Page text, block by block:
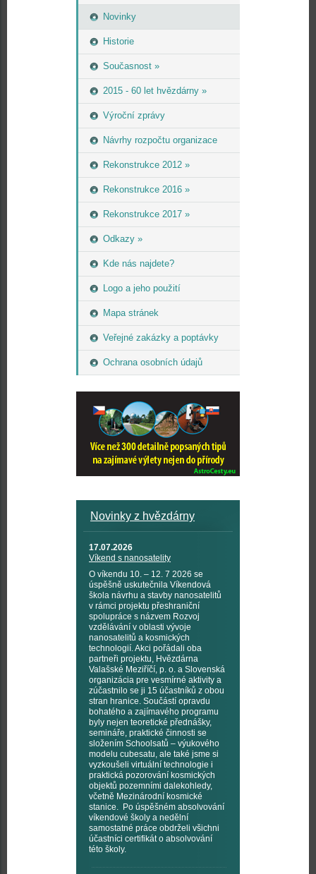
Novinky
Historie
Současnost »
2015 - 60 let hvězdárny »
Výroční zprávy
Návrhy rozpočtu organizace
Rekonstrukce 2012 »
Rekonstrukce 2016 »
Rekonstrukce 2017 »
Odkazy »
Kde nás najdete?
Logo a jeho použití
Mapa stránek
Veřejné zakázky a poptávky
Ochrana osobních údajů
Novinky z hvězdárny
17.07.2026
Víkend s nanosatelity
O víkendu 10. – 12. 7 2026 se
úspěšně uskutečnila Víkendová
škola návrhu a stavby nanosatelitů
v rámci projektu přeshraniční
spolupráce s názvem Rozvoj
vzdělávání v oblasti vývoje
nanosatelitů a kosmických
technologií. Akci pořádali oba
partneři projektu, Hvězdárna
Valašské Meziříčí, p. o. a Slovenská
organizácia pre vesmírné aktivity a
zúčastnilo se ji 15 účastníků z obou
stran hranice. Součástí opravdu
bohatého a zajímavého programu
byly nejen teoretické přednášky,
semináře, praktické činnosti se
složením Schoolsatů – výukového
modelu cubesatu, ale také jsme si
vyzkoušeli virtuální technologie i
praktická pozorování kosmických
objektů pozemními dalekohledy,
včetně Mezinárodní kosmické
stanice. Po úspěšném absolvování
víkendové školy a nedělní
samostatné práce obdrželi všichni
účastníci certifikát o absolvování
této školy.